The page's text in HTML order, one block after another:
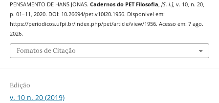
PENSAMENTO DE HANS JONAS. Cadernos do PET Filosofia, [S. l.], v. 10, n. 20,
p. 01–11, 2020. DOI: 10.26694/pet.v10i20.1956. Disponível em:
https://periodicos.ufpi.br/index.php/pet/article/view/1956. Acesso em: 7 ago.
2026.
Fomatos de Citação
Edição
v. 10 n. 20 (2019)